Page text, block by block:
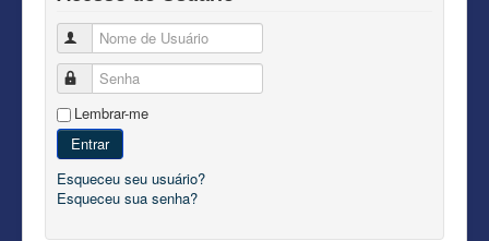
Nome de Usuário
Senha
Lembrar-me
Entrar
Esqueceu seu usuário?
Esqueceu sua senha?